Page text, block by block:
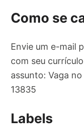
Como se
Envie um e-mail
com seu
assunto: Vaga
13835
Labels